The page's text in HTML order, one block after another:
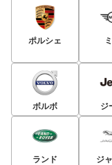
ポルシェ
ボルボ ジ
ランド
ジ